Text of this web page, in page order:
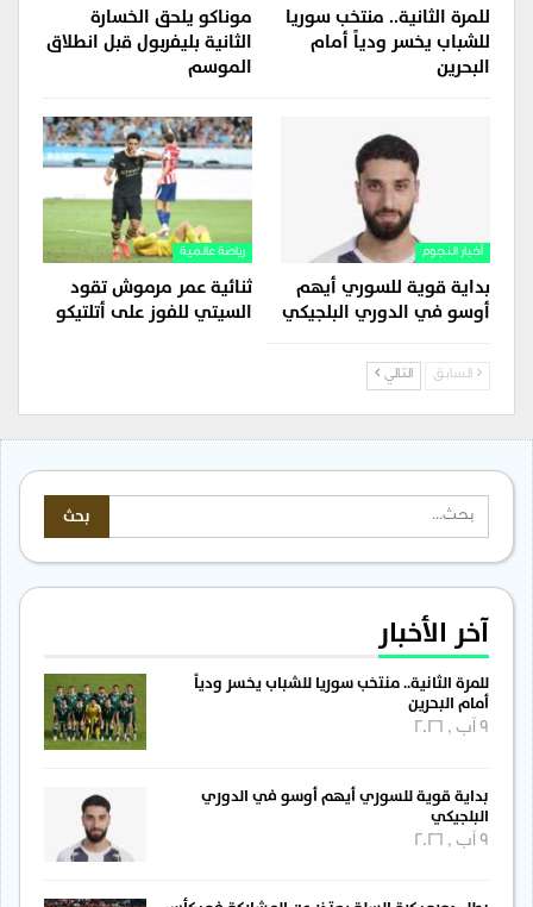
للمرة الثانية.. منتخب سوريا
للشباب يخسر ودياً أمام
البحرين
موناكو يلحق الخسارة
الثانية بليفربول قبل انطلاق
الموسم
أخبار النجوم
بداية قوية للسوري أيهم
أوسو في الدوري البلجيكي
رياضة عالمية
ثنائية عمر مرموش تقود
السيتي للفوز على أتلتيكو
السابق التالي
آخر الأخبار
للمرة الثانية.. منتخب سوريا للشباب يخسر ودياً
أمام البحرين
بداية قوية للسوري أيهم أوسو في الدوري
البلجيكي